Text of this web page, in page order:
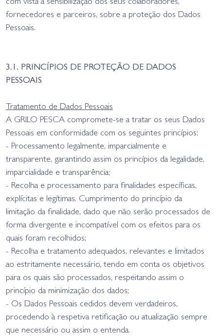
com vista à sensibilização dos seus colaboradores,
fornecedores e parceiros, sobre a proteção dos Dados
Pessoais.
3.1. PRINCÍPIOS DE PROTEÇÃO DE DADOS
PESSOAIS
Tratamento de Dados Pessoais
A GRILO PESCA compromete-se a tratar os seus Dados
Pessoais em conformidade com os seguintes princípios:
- Processamento legalmente, imparcialmente e
transparente, garantindo assim os princípios da legalidade,
imparcialidade e transparência;
- Recolha e processamento para finalidades específicas,
explícitas e legítimas. Cumprimento do princípio da
limitação da finalidade, dado que não serão processados de
forma divergente e incompatível com os efeitos para os
quais foram recolhidos;
- Recolha e tratamento adequados, relevantes e limitados
ao estritamente necessário, tendo em conta os objetivos
para os quais são processados, respeitando assim o
princípio da minimização dos dados;
- Os Dados Pessoais cedidos devem verdadeiros,
procedendo à respetiva retificação ou atualização sempre
que necessário ou assim o entenda.